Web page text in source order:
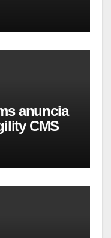
anuncia
CMS